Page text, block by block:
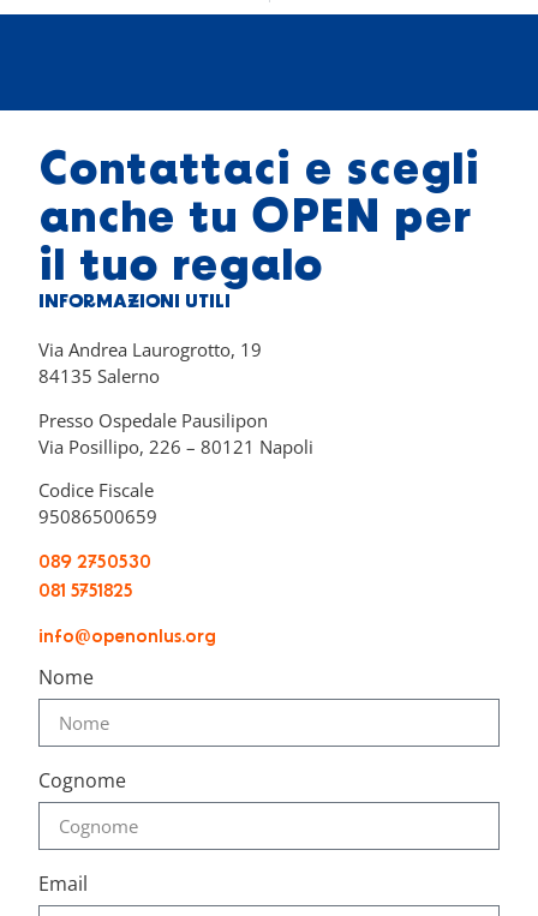
Contattaci e scegli
anche tu OPEN per
il tuo regalo
INFORMAZIONI UTILI
Via Andrea Laurogrotto, 19
84135 Salerno
Presso Ospedale Pausilipon
Via Posillipo, 226 – 80121 Napoli
Codice Fiscale
95086500659
089 2750530
081 5751825
info@openonlus.org
Nome
Cognome
Email